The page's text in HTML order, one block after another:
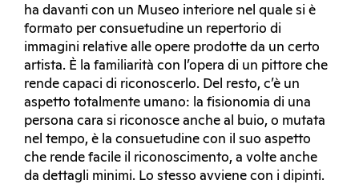
ha davanti con un Museo interiore nel quale si è
formato per consuetudine un repertorio di
immagini relative alle opere prodotte da un certo
artista. È la familiarità con l’opera di un pittore che
rende capaci di riconoscerlo. Del resto, c’è un
aspetto totalmente umano: la fisionomia di una
persona cara si riconosce anche al buio, o mutata
nel tempo, è la consuetudine con il suo aspetto
che rende facile il riconoscimento, a volte anche
da dettagli minimi. Lo stesso avviene con i dipinti.